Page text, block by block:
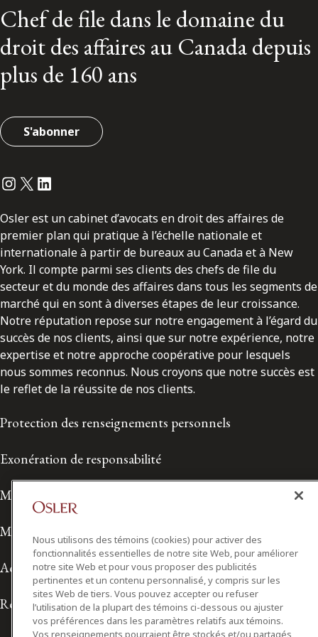
Chef de file dans le domaine du
droit des affaires au Canada depuis
plus de 160 ans
S'abonner
Instagram
Twitter
LinkedIn
Osler est un cabinet d’avocats en droit des affaires de
premier plan qui pratique à l’échelle nationale et
internationale à partir de bureaux au Canada et à New
York. Il compte parmi ses clients des chefs de file du
secteur et du monde des affaires dans tous les segments de
marché qui en sont à diverses étapes de leur croissance.
Notre réputation repose sur notre engagement à l’égard du
succès de nos clients, ainsi que sur notre expérience, notre
expertise et notre approche coopérative pour lesquels
nous sommes reconnus. Nous croyons que notre succès est
le reflet de la réussite de nos clients.
Protection des renseignements personnels
Exonération de responsabilité
Modalités de prestation de services
Modalités d'utilisation
Accessibilité
Relations avec les médias
Nous utilisons des témoins (cookies) pour activer des
fonctionnalités essentielles de notre site Web, pour améliorer
notre site Web et pour vous proposer des publicités
pertinentes et un contenu personnalisé, y compris sur les
sites Web de tiers. Vous pouvez accepter ou refuser
l’utilisation de la plupart des témoins ci-dessous ou ajuster
vos préférences dans les paramètres relatifs aux témoins.
Vos renseignements pourraient être stockés et/ou partagés